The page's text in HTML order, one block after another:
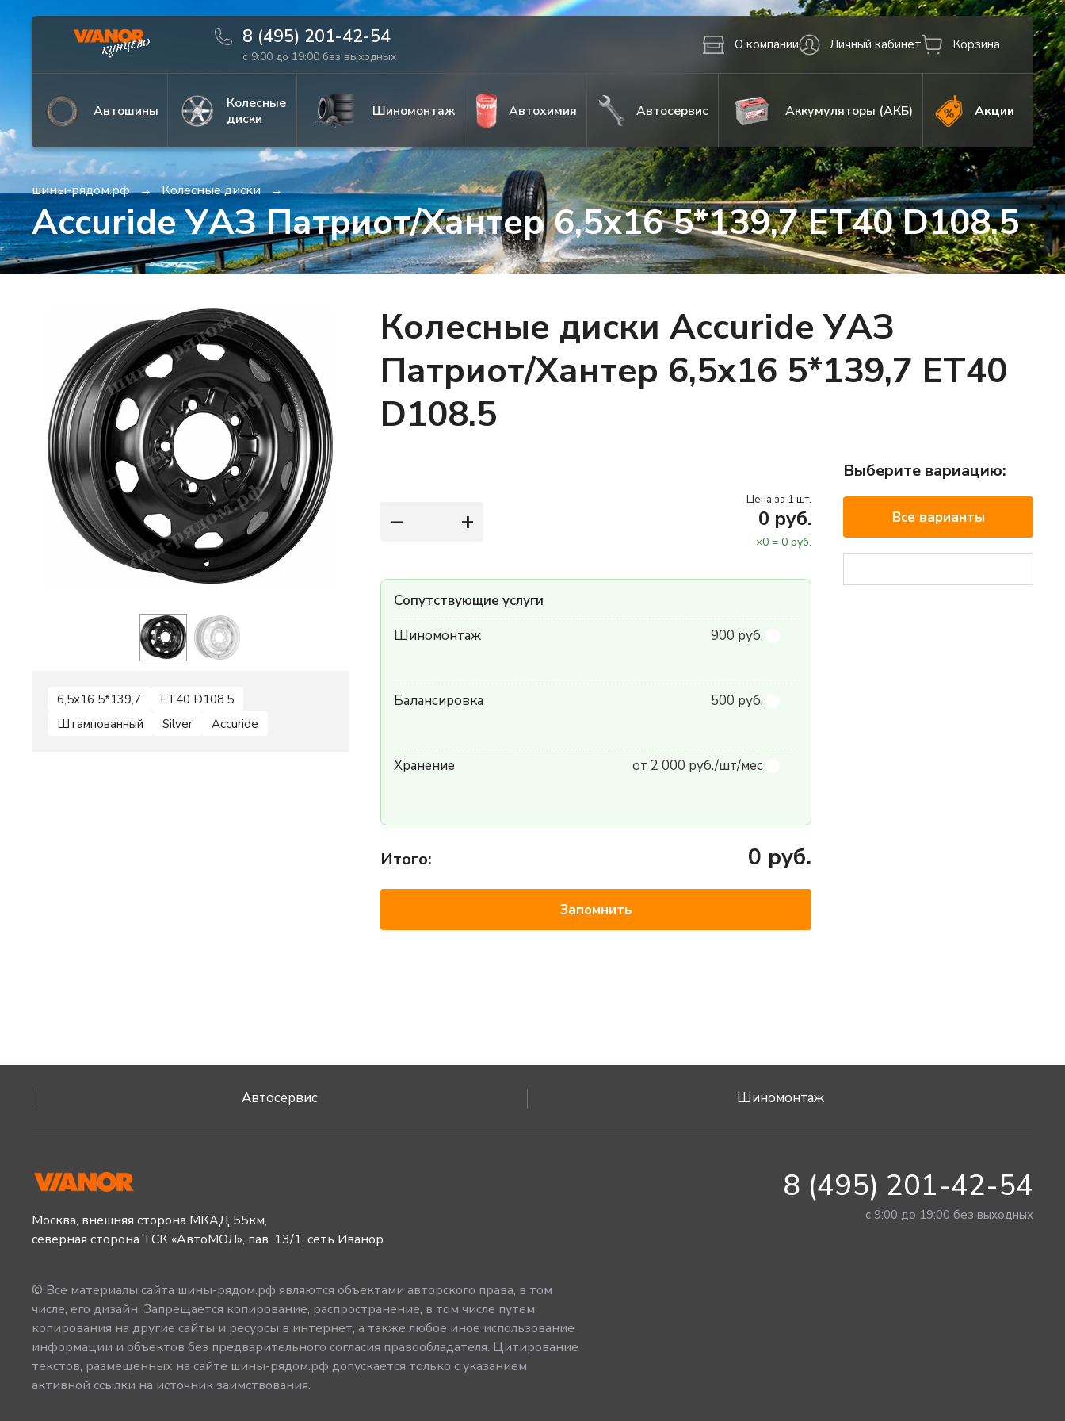
8 (495) 201-42-54
с 9:00 до 19:00 без выходных
О компании Личный кабинет Корзина
Автошины
Колесные
диски
Шиномонтаж Автохимия Автосервис Аккумуляторы (АКБ) Акции
шины-рядом.рф Колесные диски
Accuride УАЗ Патриот/Хантер 6,5x16 5*139,7 ET40 D108.5
6,5x16 5*139,7
ET40 D108.5
Штампованный
Silver Accuride
Колесные диски Accuride УАЗ
Патриот/Хантер 6,5x16 5*139,7 ET40
D108.5
− +
Цена за 1 шт.
0 руб.
×0 = 0 руб.
Сопутствующие услуги
Шиномонтаж
900 руб.
Балансировка 500 руб.
Хранение от 2 000 руб./шт/мес
Итого: 0 руб.
Запомнить
Выберите вариацию:
Все варианты
Автосервис Шиномонтаж
Москва, внешняя сторона МКАД 55км,
северная сторона ТСК «АвтоМОЛ», пав. 13/1, сеть Иванор
8 (495) 201-42-54
с 9:00 до 19:00 без выходных
© Все материалы сайта шины-рядом.рф являются объектами авторского права, в том
числе, его дизайн. Запрещается копирование, распространение, в том числе путем
копирования на другие сайты и ресурсы в интернет, а также любое иное использование
информации и объектов без предварительного согласия правообладателя. Цитирование
текстов, размещенных на сайте шины-рядом.рф допускается только с указанием
активной ссылки на источник заимствования.
Информация Фото товара